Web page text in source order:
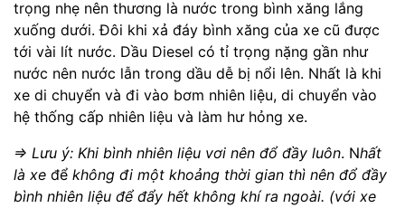
trọng nhẹ nên thương là nước trong bình xăng lắng
xuống dưới. Đôi khi xả đáy bình xăng của xe cũ được
tới vài lít nước. Dầu Diesel có tỉ trọng nặng gần như
nước nên nước lẫn trong dầu dễ bị nổi lên. Nhất là khi
xe di chuyển và đi vào bơm nhiên liệu, di chuyển vào
hệ thống cấp nhiên liệu và làm hư hỏng xe.
=> Lưu ý: Khi bình nhiên liệu vơi nên đổ đầy luôn. Nhất
là xe để không đi một khoảng thời gian thì nên đổ đầy
bình nhiên liệu để đẩy hết không khí ra ngoài. (với xe